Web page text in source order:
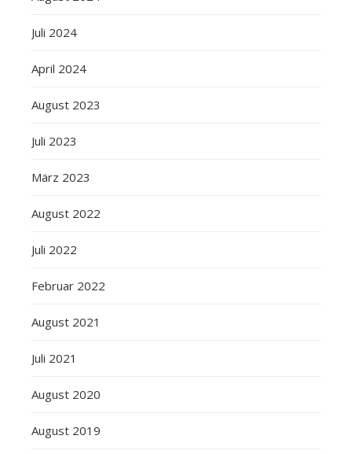
Juli 2024
April 2024
August 2023
Juli 2023
März 2023
August 2022
Juli 2022
Februar 2022
August 2021
Juli 2021
August 2020
August 2019